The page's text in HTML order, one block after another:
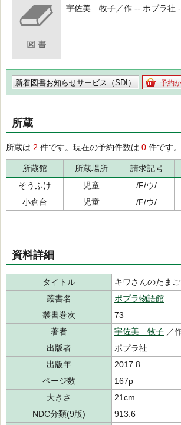
宇佐美 牧子／作 -- ポプラ社
新着図書お知らせサービス（SDI） 予約
所蔵
所蔵は 2 件です。現在の予約件数は 0 件です。
所蔵館 所蔵場所 請求記号
そうふけ
児童 /F/ウ/
小倉台
児童 /F/ウ/
資料詳細
タイトル
キワさんのたまご
叢書名
ポプラ物語館
叢書巻次
73
著者
宇佐美 牧子 ／
出版者
ポプラ社
出版年
2017.8
ページ数
167p
大きさ
21cm
NDC分類(9版)
913.6